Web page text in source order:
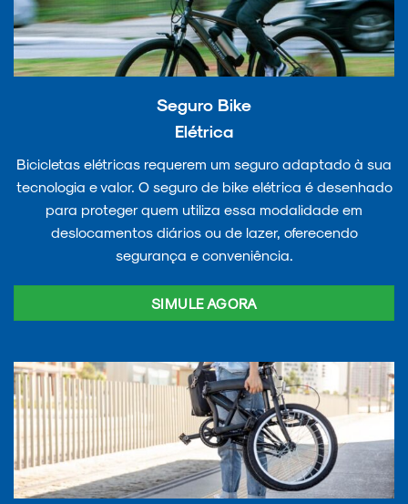
Seguro Bike
Elétrica
Bicicletas elétricas requerem um seguro adaptado à sua
tecnologia e valor. O seguro de bike elétrica é desenhado
para proteger quem utiliza essa modalidade em
deslocamentos diários ou de lazer, oferecendo
segurança e conveniência.
SIMULE AGORA